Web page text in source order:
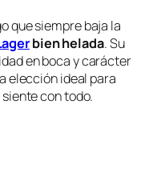
que siempre baja la
bien helada. Su
en boca y carácter
elección ideal para
con todo.